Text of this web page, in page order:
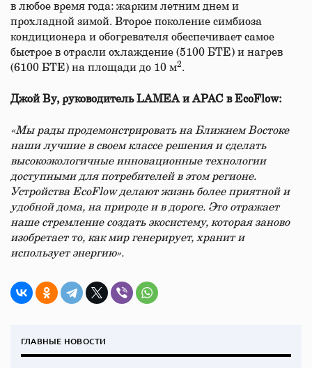
в любое время года: жарким летним днем и
прохладной зимой. Второе поколение симбиоза
кондиционера и обогревателя обеспечивает самое
быстрое в отрасли охлаждение (5100 БТЕ) и нагрев
(6100 БТЕ) на площади до 10 м2.
Джой Ву, руководитель LAMEA и APAC в EcoFlow:
«Мы рады продемонстрировать на Ближнем Востоке
наши лучшие в своем классе решения и сделать
высокоэкологичные инновационные технологии
доступными для потребителей в этом регионе.
Устройства EcoFlowделают жизнь более приятной и
удобной дома, на природе и в дороге. Это отражает
наше стремление создать экосистему, которая заново
изобретает то, как мир генерирует, хранит и
использует энергию».
ГЛАВНЫЕ НОВОСТИ